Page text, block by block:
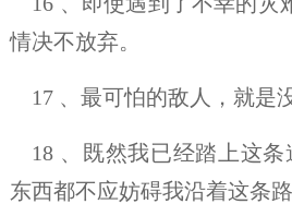
情决不放弃。
17 、最可怕的敌人，就是
18 、既然我已经踏上这
东西都不应妨碍我沿着这条路